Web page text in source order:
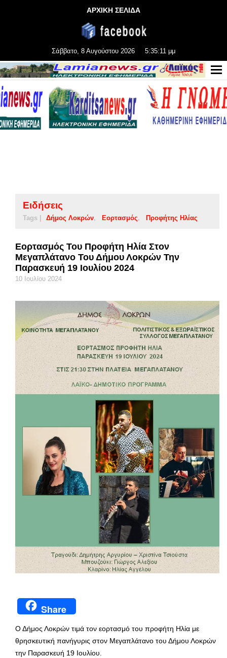
ΑΡΧΙΚΗ ΣΕΛΙΔΑ
Σάββατο, 8 Αυγούστου 2026 5:35:11 μμ
Ειδήσεις
Tags | Δήμος Λοκρών Εορτασμός Προφήτης Ηλίας
Εορτασμός Του Προφήτη Ηλία Στον
Μεγαπλάτανο Του Δήμου Λοκρών Την
Παρασκευή 19 Ιουλίου 2024
10 Ιουλίου 2024
Share
Ο Δήμος Λοκρών τιμά τον εορτασμό του προφήτη Ηλία με
θρησκευτική πανήγυρις στον Μεγαπλάτανο του Δήμου Λοκρών
την Παρασκευή 19 Ιουλίου.